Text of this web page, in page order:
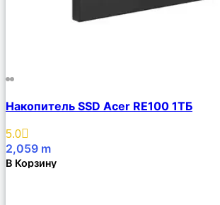
Описание
Избранное
Накопитель SSD Acer RE100 1ТБ
5.0
2,059 m
В Корзину